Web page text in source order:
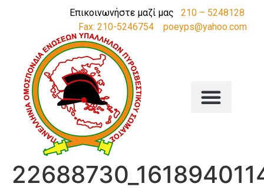
Επικοινωνήστε μαζί μας 210 – 5248128
Fax: 210-5246754
poeyps@yahoo.com